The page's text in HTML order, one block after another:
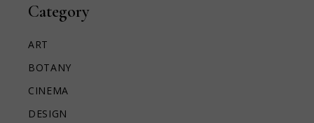
Category
ART
BOTANY
CINEMA
DESIGN